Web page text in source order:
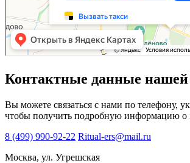
Контактные данные
Вы можете связаться с нами по телефону,
чтобы получить подробную информацию о
8 (499) 990-92-22 Ritual-ers@mail.ru
Москва, ул. Угрешская